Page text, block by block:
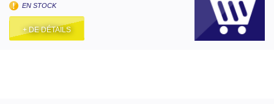
EN STOCK
+ DE DÉTAILS